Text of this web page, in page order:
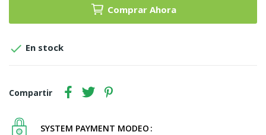
Comprar Ahora
 En stock
Compartir
SYSTEM PAYMENT MODEO